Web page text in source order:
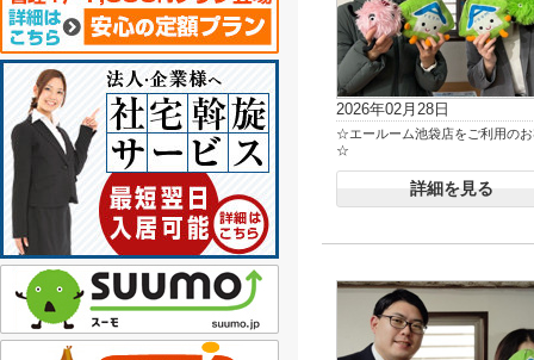
2026年02月28日
☆エールーム池袋店をご利用の
☆
詳細を見る